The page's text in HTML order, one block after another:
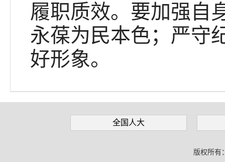
履职质效。要加强自
永葆为民本色；严守
好形象。
全国人大
版权所